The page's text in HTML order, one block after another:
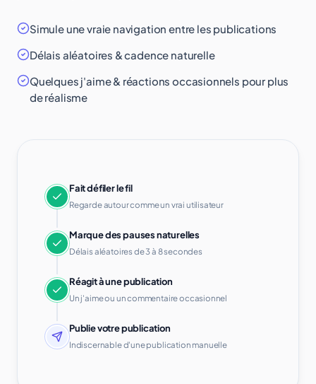
Simule une vraie navigation entre les publications
Délais aléatoires & cadence naturelle
Quelques j'aime & réactions occasionnels pour plus
de réalisme
Fait défiler le fil
Regarde autour comme un vrai utilisateur
Marque des pauses naturelles
Délais aléatoires de 3 à 8 secondes
Réagit à une publication
Un j'aime ou un commentaire occasionnel
Publie votre publication
Indiscernable d'une publication manuelle